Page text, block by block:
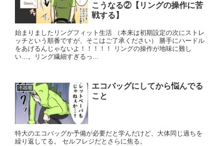
こうなる②【リングの操作に苦
戦する】
始まりましたリングフィット生活 （本来は初期設定の次にストレ
ッチという順番ですが、そこはご了承ください） 勝手にハードル
をあげるんじゃないよ！！！！！ リングの操作が地味に難し
い…。リング繊細すぎるっ...
不器用
エコバッグにしてから悩んでる
こと
特大のエコバッグか予備が必要だと学んだけど、大体同じ過ちを
繰り返してる。 セルフレジだとさらに焦る。